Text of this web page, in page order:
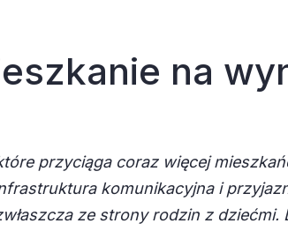
na
przyciąga coraz więcej
komunikacyjna i
ze strony rodzin z dziećmi.